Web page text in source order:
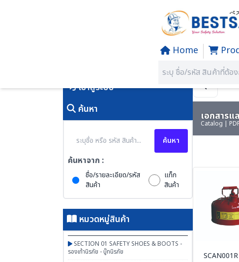
Home
SECTION 40 SAFETY
เข้าสู่ระบบ
ค้นหา
ค้นหา
ค้นหาจาก :
ชื่อ/รายละเอียด/รหัส
สินค้า
แท็ก
สินค้า
หมวดหมู่สินค้า
SECTION 01 SAFETY SHOES & BOOTS -
รองเท้านิรภัย - บู๊ทนิรภัย
เอกสารแ
Catalog |